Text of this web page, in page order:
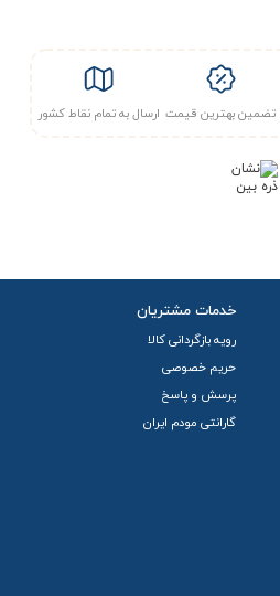
تضمین بهترین قیمت ارسال به تمام نقاط کشور
خدمات مشتریان
رویه بازگردانی کالا
حریم خصوصی
پرسش و پاسخ
گارانتی مودم ایران